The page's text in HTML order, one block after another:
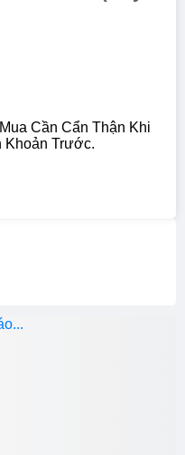
Cần Cẩn Thận Khi
Khoản Trước.